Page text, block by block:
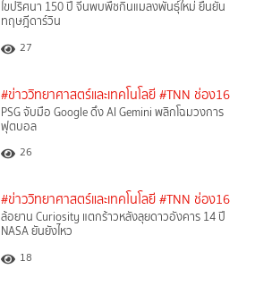
ไขปริศนา 150 ปี จีนพบพืชกินแมลงพันธุ์ใหม่ ยืนยัน
ทฤษฎีดาร์วิน
27
#ข่าววิทยาศาสตร์และเทคโนโลยี #TNN ช่อง16
PSG จับมือ Google ดึง AI Gemini พลิกโฉมวงการ
ฟุตบอล
26
#ข่าววิทยาศาสตร์และเทคโนโลยี #TNN ช่อง16
ล้อยาน Curiosity แตกร้าวหลังลุยดาวอังคาร 14 ปี
NASA ยันยังไหว
18